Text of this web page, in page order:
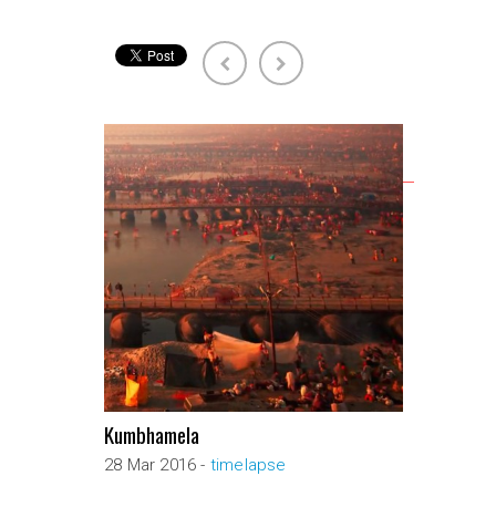
RELATED WORKS
Kumbhamela
28 Mar 2016 - timelapse